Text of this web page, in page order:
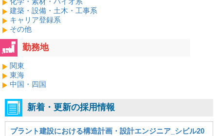
建築・設備・土木・工事系
キャリア登録系
その他
勤務地
関東
東海
中国・四国
新着・更新の採用情報
プラント建設における構造計画・設計エンジニア_シビル20